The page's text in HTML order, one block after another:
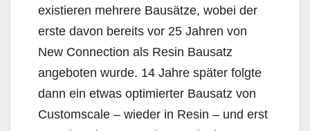
existieren mehrere Bausätze, wobei der
erste davon bereits vor 25 Jahren von
New Connection als Resin Bausatz
angeboten wurde. 14 Jahre später folgte
dann ein etwas optimierter Bausatz von
Customscale – wieder in Resin – und erst